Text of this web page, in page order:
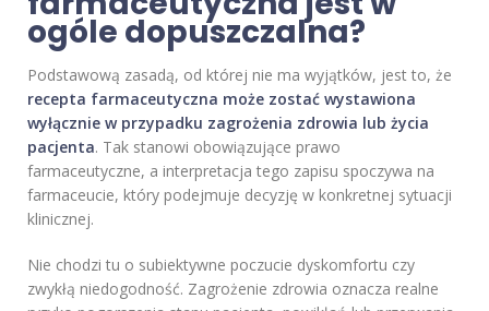
ogóle dopuszczalna?
Podstawową zasadą, od której nie ma wyjątków, jest to, że
recepta farmaceutyczna może zostać wystawiona
wyłącznie w przypadku zagrożenia zdrowia lub życia
pacjenta. Tak stanowi obowiązujące prawo
farmaceutyczne, a interpretacja tego zapisu spoczywa na
farmaceucie, który podejmuje decyzję w konkretnej sytuacji
klinicznej.
Nie chodzi tu o subiektywne poczucie dyskomfortu czy
zwykłą niedogodność. Zagrożenie zdrowia oznacza realne